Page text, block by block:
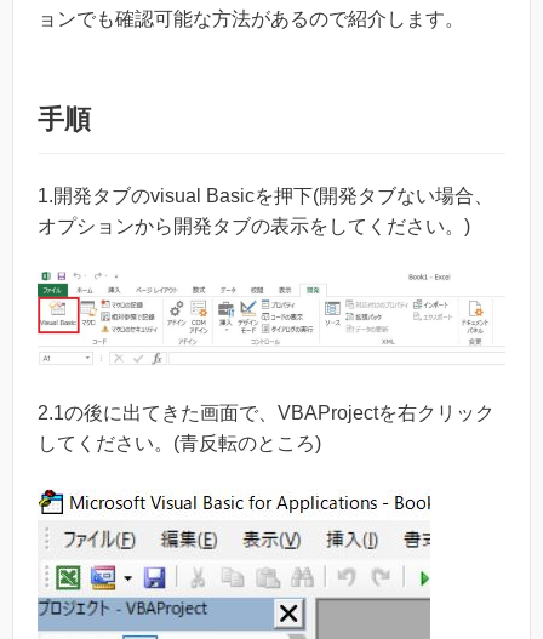
ョンでも確認可能な方法があるので紹介します。
手順
1.開発タブのvisual Basicを押下(開発タブない場合、
オプションから開発タブの表示をしてください。)
2.1の後に出てきた画面で、VBAProjectを右クリック
してください。(青反転のところ)